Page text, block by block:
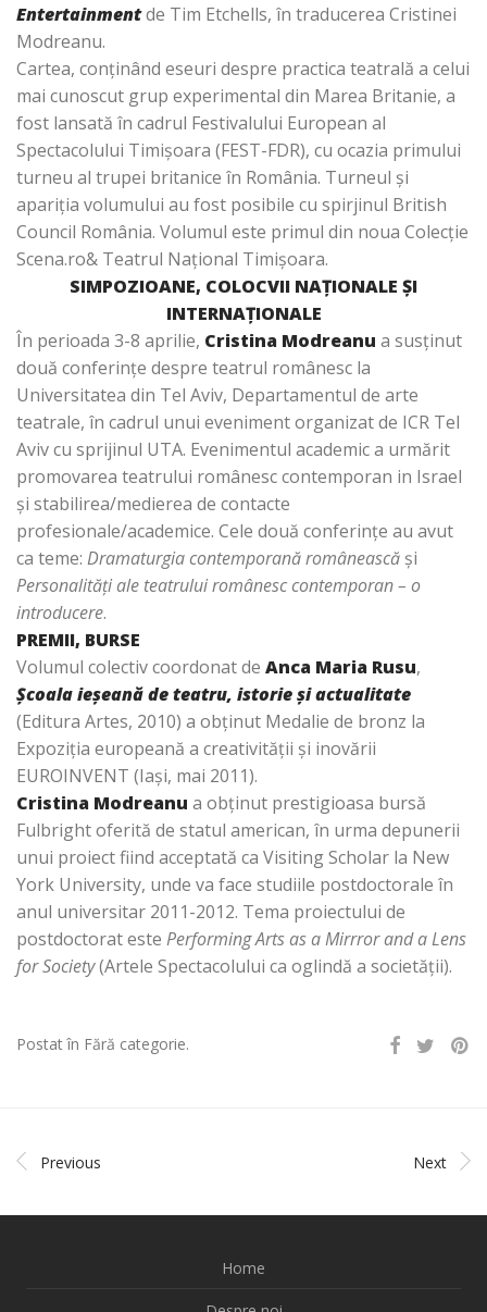
Entertainmentde Tim Etchells, în traducerea Cristinei
Modreanu.
Cartea, conţinând eseuri despre practica teatrală a celui
mai cunoscut grup experimental din Marea Britanie, a
fost lansată în cadrul Festivalului European al
Spectacolului Timişoara (FEST-FDR), cu ocazia primului
turneu al trupei britanice în România. Turneul şi
apariţia volumului au fost posibile cu spirjinul British
Council România. Volumul este primul din noua Colecţie
Scena.ro& Teatrul Naţional Timişoara.
SIMPOZIOANE, COLOCVII NAŢIONALE ŞI
INTERNAŢIONALE
În perioada 3-8 aprilie, Cristina Modreanu a susţinut
două conferinţe despre teatrul românesc la
Universitatea din Tel Aviv, Departamentul de arte
teatrale, în cadrul unui eveniment organizat de ICR Tel
Aviv cu sprijinul UTA. Evenimentul academic a urmărit
promovarea teatrului românesc contemporan in Israel
şi stabilirea/medierea de contacte
profesionale/academice. Cele două conferinţe au avut
ca teme: Dramaturgia contemporană românească şi
Personalităţi ale teatrului românesc contemporan – o
introducere.
PREMII, BURSE
Volumul colectiv coordonat de Anca Maria Rusu,
Şcoala ieşeană de teatru, istorie şi actualitate
(Editura Artes, 2010) a obţinut Medalie de bronz la
Expoziţia europeană a creativităţii şi inovării
EUROINVENT (Iaşi, mai 2011).
Cristina Modreanu a obţinut prestigioasa bursă
Fulbright oferită de statul american, în urma depunerii
unui proiect fiind acceptată ca Visiting Scholar la New
York University, unde va face studiile postdoctorale în
anul universitar 2011-2012. Tema proiectului de
postdoctorat este Performing Arts as a Mirrror and a Lens
for Society(Artele Spectacolului ca oglindă a societăţii).
Postat în Fără categorie.
Previous Next
Home